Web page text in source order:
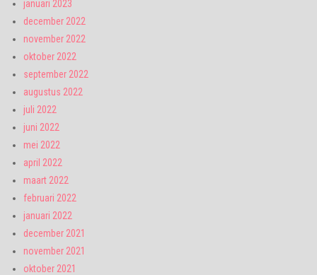
januari 2023
december 2022
november 2022
oktober 2022
september 2022
augustus 2022
juli 2022
juni 2022
mei 2022
april 2022
maart 2022
februari 2022
januari 2022
december 2021
november 2021
oktober 2021